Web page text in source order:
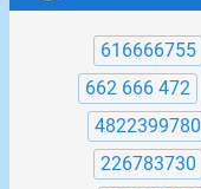
616666755
662 666 472
4822399780
226783730